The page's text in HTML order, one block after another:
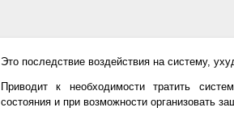
Это последствие воздействия на систему,
Приводит к необходимости тратить
состояния и при возможности организовать